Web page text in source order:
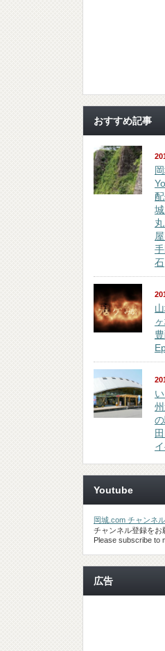
おすすめ記事
石
Youtube
岡城.com チャンネル
チャンネル登録をお
Please subscribe to
広告